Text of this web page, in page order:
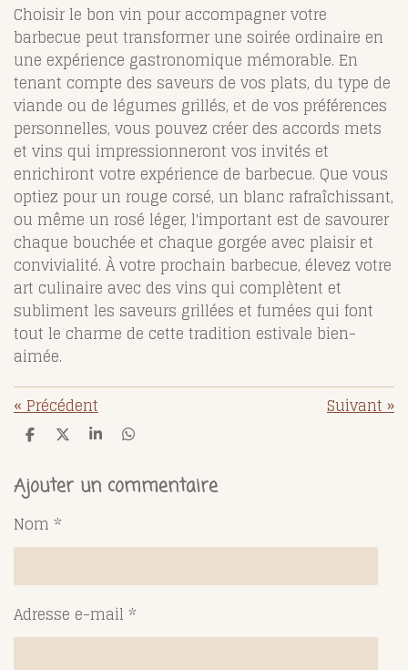
Choisir le bon vin pour accompagner votre
barbecue peut transformer une soirée ordinaire en
une expérience gastronomique mémorable. En
tenant compte des saveurs de vos plats, du type de
viande ou de légumes grillés, et de vos préférences
personnelles, vous pouvez créer des accords mets
et vins qui impressionneront vos invités et
enrichiront votre expérience de barbecue. Que vous
optiez pour un rouge corsé, un blanc rafraîchissant,
ou même un rosé léger, l'important est de savourer
chaque bouchée et chaque gorgée avec plaisir et
convivialité. À votre prochain barbecue, élevez votre
art culinaire avec des vins qui complètent et
subliment les saveurs grillées et fumées qui font
tout le charme de cette tradition estivale bien-
aimée.
«Précédent Suivant»
P
t
a
e
r
P
t
a
r
P
t
a
r
P
t
a
r
Ajouter un commentaire
Nom *
Adresse e-mail *